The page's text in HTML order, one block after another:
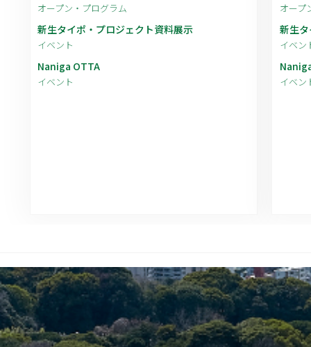
オープン・プログラム
新生タイポ・プロジェクト資料展示
イベント
Naniga OTTA
イベント
オープ
新生
イベン
イベン